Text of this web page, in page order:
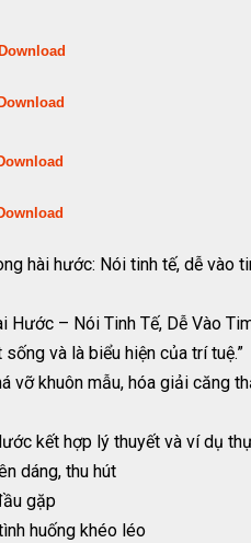
Download
Download
hài hước: Nói tinh tế, dễ vào
Hước – Nói Tinh Tế, Dễ Vào
và là biểu hiện của trí tuệ.”
vỡ khuôn mẫu, hóa giải căng
kết hợp lý thuyết và ví dụ
dáng, thu hút
gặp
huống khéo léo